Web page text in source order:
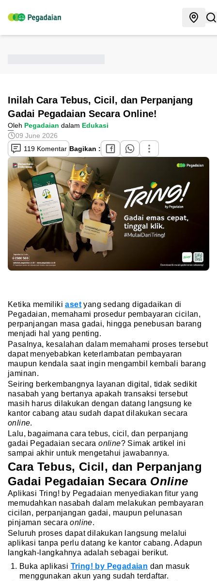
Inilah Cara Tebus, Cicil, dan Perpanjang
Gadai Pegadaian Secara Online!
Oleh Pegadaian dalam Edukasi
09 June 2026
119 Komentar Bagikan :
Ketika memilikiaset yang sedang digadaikan di
Pegadaian, memahami prosedur pembayaran cicilan,
perpanjangan masa gadai, hingga penebusan barang
menjadi hal yang penting.
Pasalnya, kesalahan dalam memahami proses tersebut
dapat menyebabkan keterlambatan pembayaran
maupun kendala saat ingin mengambil kembali barang
jaminan.
Seiring berkembangnya layanan digital, tidak sedikit
nasabah yang bertanya apakah transaksi tersebut
masih harus dilakukan dengan datang langsung ke
kantor cabang atau sudah dapat dilakukan secara
online.
Lalu, bagaimana cara tebus, cicil, dan perpanjang
gadai Pegadaian secaraonline? Simak artikel ini
sampai akhir untuk mengetahui jawabannya.
Cara Tebus, Cicil, dan Perpanjang
Gadai Pegadaian Secara Online
Aplikasi Tring! by Pegadaian menyediakan fitur yang
memudahkan nasabah dalam melakukan pembayaran
cicilan, perpanjangan gadai, maupun pelunasan
pinjaman secaraonline.
Seluruh proses dapat dilakukan langsung melalui
aplikasi tanpa perlu datang ke kantor cabang. Adapun
langkah-langkahnya adalah sebagai berikut.
Buka aplikasi Tring! by Pegadaian dan masuk
menggunakan akun yang sudah terdaftar.